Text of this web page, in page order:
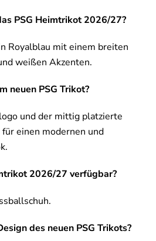
PSG Heimtrikot 2026/27?
Royalblau mit einem breiten
weißen Akzenten.
neuen PSG Trikot?
und der mittig platzierte
einen modernen und
2026/27 verfügbar?
des neuen PSG Trikots?